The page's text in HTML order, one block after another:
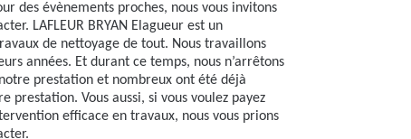
des évènements proches, nous vous invitons
LAFLEUR BRYAN Elagueur est un
de nettoyage de tout. Nous travaillons
années. Et durant ce temps, nous n’arrêtons
prestation et nombreux ont été déjà
prestation. Vous aussi, si vous voulez payez
efficace en travaux, nous vous prions